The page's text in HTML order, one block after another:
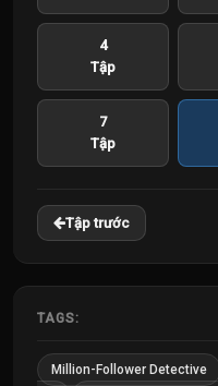
4
Tập
7
Tập
Tập trước
TAGS:
Million-Follower Detective